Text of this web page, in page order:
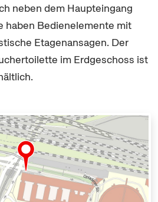
neben dem Haupteingang
haben Bedienelemente mit
Etagenansagen. Der
im Erdgeschoss ist